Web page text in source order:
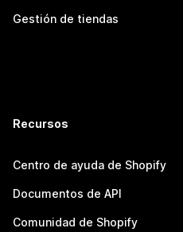
Gestión de tiendas
Recursos
Centro de ayuda de Shopify
Documentos de API
Comunidad de Shopify